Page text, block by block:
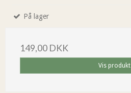
På lager
149,00 DKK
Vis produkt